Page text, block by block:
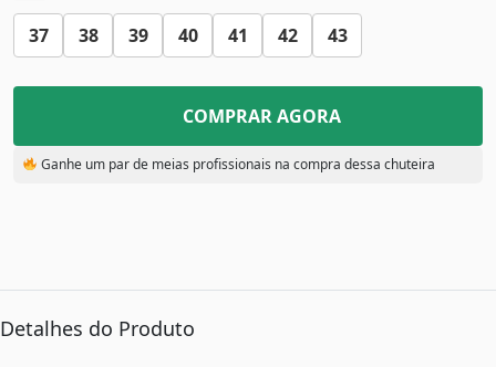
37 38 39 40 41 42 43
COMPRAR AGORA
Ganhe um par de meias profissionais na compra dessa chuteira
Detalhes do Produto